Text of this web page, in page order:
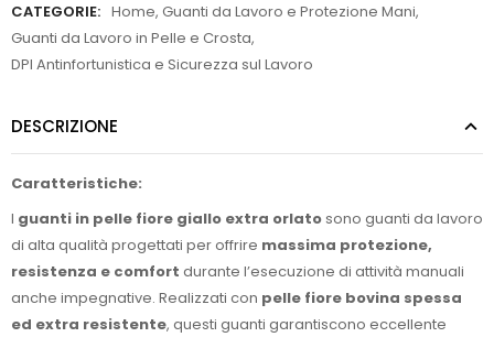
CATEGORIE: Home, Guanti da Lavoro e Protezione Mani,
Guanti da Lavoro in Pelle e Crosta,
DPI Antinfortunistica e Sicurezza sul Lavoro
DESCRIZIONE
Caratteristiche:
I guanti in pelle fiore giallo extra orlatosono guanti da lavoro
di alta qualità progettati per offrire massima protezione,
resistenza e comfort durante l’esecuzione di attività manuali
anche impegnative. Realizzati con pelle fiore bovina spessa
ed extra resistente, questi guanti garantiscono eccellente